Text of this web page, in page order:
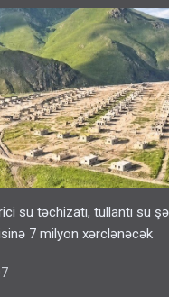
su təchizatı, tullantı su
7 milyon xərclənəcək